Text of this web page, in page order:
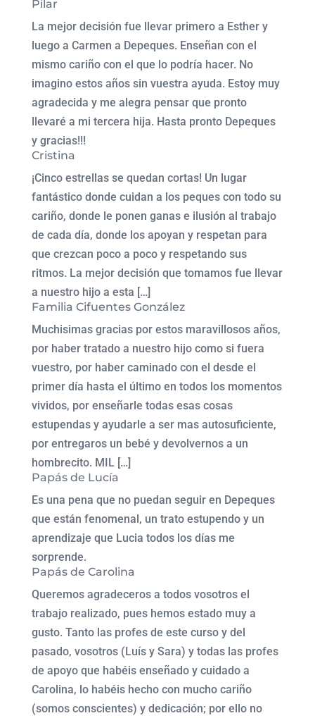
Pilar
La mejor decisión fue llevar primero a Esther y
luego a Carmen a Depeques. Enseñan con el
mismo cariño con el que lo podría hacer. No
imagino estos años sin vuestra ayuda. Estoy muy
agradecida y me alegra pensar que pronto
llevaré a mi tercera hija. Hasta pronto Depeques
y gracias!!!
Cristina
¡Cinco estrellas se quedan cortas! Un lugar
fantástico donde cuidan a los peques con todo su
cariño, donde le ponen ganas e ilusión al trabajo
de cada día, donde los apoyan y respetan para
que crezcan poco a poco y respetando sus
ritmos. La mejor decisión que tomamos fue llevar
a nuestro hijo a esta […]
Familia Cifuentes González
Muchisimas gracias por estos maravillosos años,
por haber tratado a nuestro hijo como si fuera
vuestro, por haber caminado con el desde el
primer día hasta el último en todos los momentos
vividos, por enseñarle todas esas cosas
estupendas y ayudarle a ser mas autosuficiente,
por entregaros un bebé y devolvernos a un
hombrecito. MIL […]
Papás de Lucía
Es una pena que no puedan seguir en Depeques
que están fenomenal, un trato estupendo y un
aprendizaje que Lucia todos los días me
sorprende.
Papás de Carolina
Queremos agradeceros a todos vosotros el
trabajo realizado, pues hemos estado muy a
gusto. Tanto las profes de este curso y del
pasado, vosotros (Luís y Sara) y todas las profes
de apoyo que habéis enseñado y cuidado a
Carolina, lo habéis hecho con mucho cariño
(somos conscientes) y dedicación; por ello no